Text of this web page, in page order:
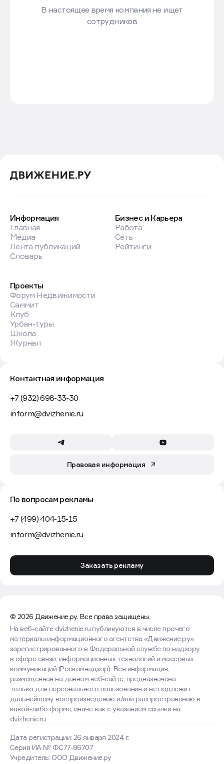
В настоящее время компания не ищет
сотрудников
Информация
Главная
Медиа
Лента публикаций
Словарь
Бизнес и Карьера
Работа
Сеть
Рейтинги
Проекты
Форум Недвижимости
Саммит
Клуб
Урбан-туры
Школа
Журнал
Контактная информация
+7 (932) 698-33-30
inform@dvizhenie.ru
Правовая информация
По вопросам рекламы
+7 (499) 404-15-15
inform@dvizhenie.ru
Заказать рекламу
© 2026 Движение.ру. Все права защищены.
Дата регистрации: 26 января 2024 г.
Серия ИА № ФС77-86707
Учредитель: ООО Движение.ру
На веб-сайте dvizhenie.ru публикуются в числе прочего
материалы информационного агентства «Движение.ру»,
зарегистрированного в Федеральной службе по надзору
в сфере связи, информационных технологий и массовых
коммуникаций (Роскомнадзор). Вся информация,
размещенная на данном веб-сайте, предназначена
только для персонального пользования и не подлежит
дальнейшему воспроизведению и/или распространению в
какой-либо форме, иначе как с указанием ссылки на
dvizhenie.ru